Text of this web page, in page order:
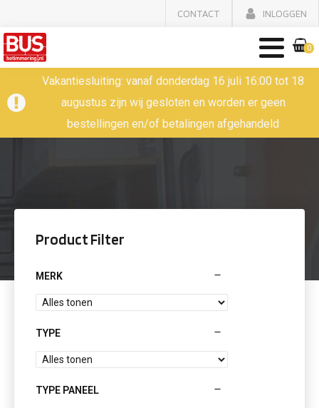
CONTACT INLOGGEN
0
Vakantiesluiting: vanaf donderdag 16 juli 16:00 tot 18
augustus zijn wij gesloten en worden er geen
bestellingen en/of betalingen afgehandeld
Product Filter
MERK
TYPE
TYPE PANEEL